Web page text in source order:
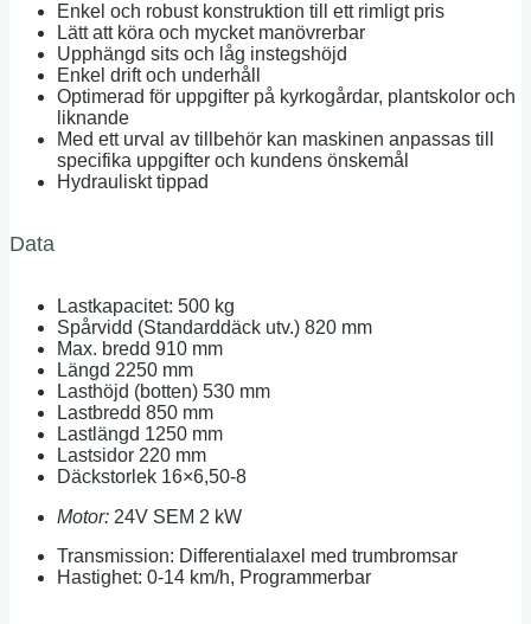
Enkel och robust konstruktion till ett rimligt pris
Lätt att köra och mycket manövrerbar
Upphängd sits och låg instegshöjd
Enkel drift och underhåll
Optimerad för uppgifter på kyrkogårdar, plantskolor och
liknande
Med ett urval av tillbehör kan maskinen anpassas till
specifika uppgifter och kundens önskemål
Hydrauliskt tippad
Data
Lastkapacitet: 500 kg
Spårvidd (Standarddäck utv.) 820 mm
Max. bredd 910 mm
Längd 2250 mm
Lasthöjd (botten) 530 mm
Lastbredd 850 mm
Lastlängd 1250 mm
Lastsidor 220 mm
Däckstorlek 16×6,50-8
Motor: 24V SEM 2 kW
Transmission: Differentialaxel med trumbromsar
Hastighet: 0-14 km/h, Programmerbar